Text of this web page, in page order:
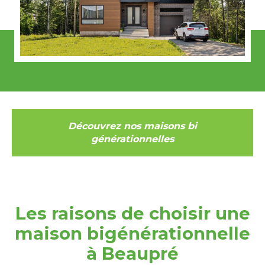
Découvrez nos maisons bi
générationnelles
Les raisons de choisir une
maison bigénérationnelle
à Beaupré